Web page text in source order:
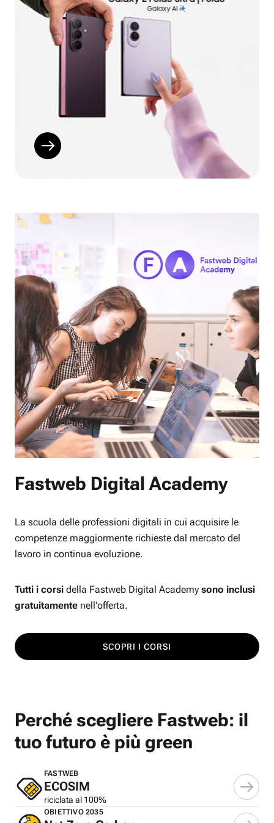
Fastweb Digital Academy
La scuola delle professioni digitali in cui acquisire le
competenze maggiormente richieste dal mercato del
lavoro in continua evoluzione.
Tutti i corsi della Fastweb Digital Academy sono inclusi
gratuitamente nell'offerta.
SCOPRI I CORSI
Perché scegliere Fastweb: il
tuo futuro è più green
FASTWEB
ECOSIM
riciclata al 100%
OBIETTIVO 2035